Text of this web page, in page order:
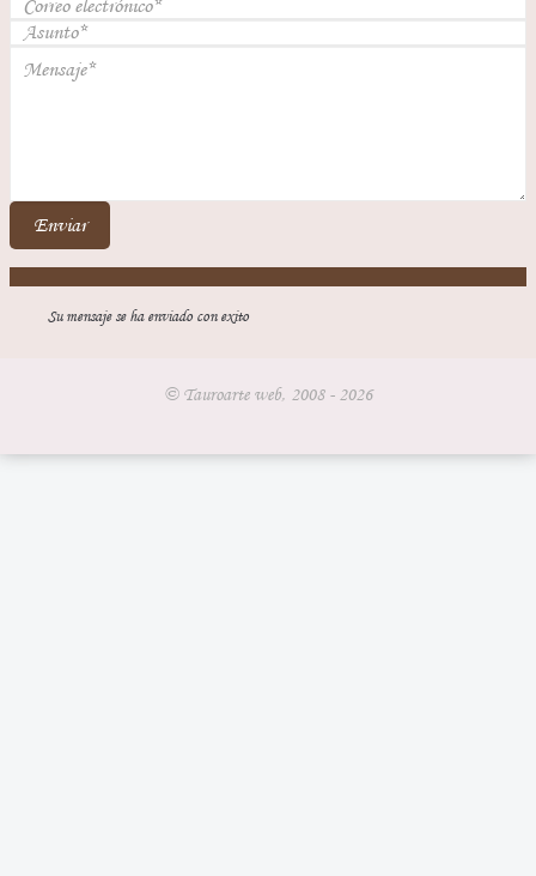
Enviar
Su mensaje se ha enviado con exito
© Tauroarte web, 2008 - 2026